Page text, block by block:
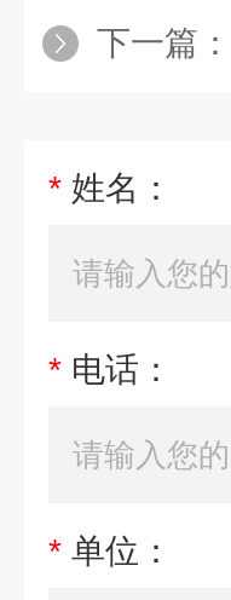
下一篇：
* 姓名：
* 电话：
* 单位：